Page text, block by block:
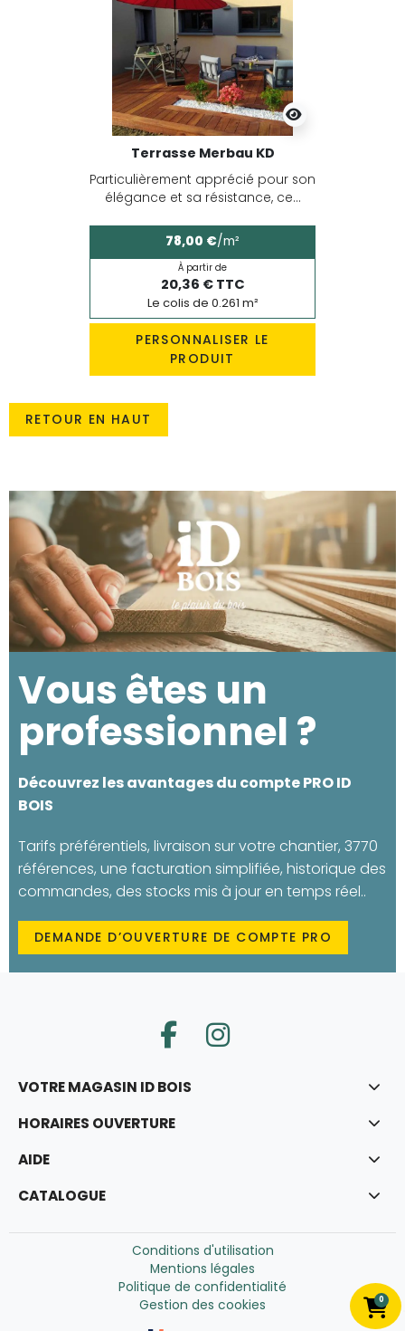
0
Terrasse Merbau KD
Particulièrement apprécié pour son
élégance et sa résistance, ce...
78,00 €/m²
À partir de
20,36 € TTC
Le colis de 0.261 m²
PERSONNALISER LE
PRODUIT
RETOUR EN HAUT
Vous êtes un
professionnel ?
Découvrez les avantages du compte PRO ID
BOIS
Tarifs préférentiels, livraison sur votre chantier, 3770
références, une facturation simplifiée, historique des
commandes, des stocks mis à jour en temps réel..
DEMANDE D’OUVERTURE DE COMPTE PRO
VOTRE MAGASIN ID BOIS
HORAIRES OUVERTURE
AIDE
CATALOGUE
Conditions d'utilisation
Mentions légales
Politique de confidentialité
Gestion des cookies